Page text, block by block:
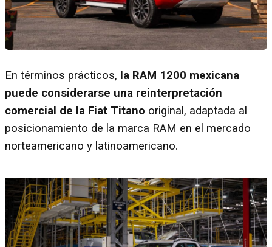
En términos prácticos, la RAM 1200 mexicana
puede considerarse una reinterpretación
comercial de la Fiat Titano original, adaptada al
posicionamiento de la marca RAM en el mercado
norteamericano y latinoamericano.